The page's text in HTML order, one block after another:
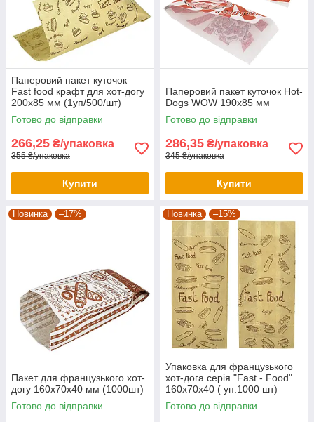
Паперовий пакет куточок
Fast food крафт для хот-догу
200х85 мм (1уп/500/шт)
Готово до відправки
266,25 ₴/упаковка
355 ₴/упаковка
Купити
Паперовий пакет куточок Hot-
Dogs WOW 190х85 мм
Готово до відправки
286,35 ₴/упаковка
345 ₴/упаковка
Купити
Новинка –17%
Пакет для французького хот-
догу 160х70х40 мм (1000шт)
Готово до відправки
Новинка –15%
Упаковка для французького
хот-дога серія "Fast - Food"
160х70х40 ( уп.1000 шт)
Готово до відправки